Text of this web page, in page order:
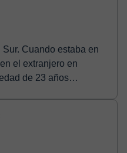
Cuando estaba en
el extranjero en
de 23 años